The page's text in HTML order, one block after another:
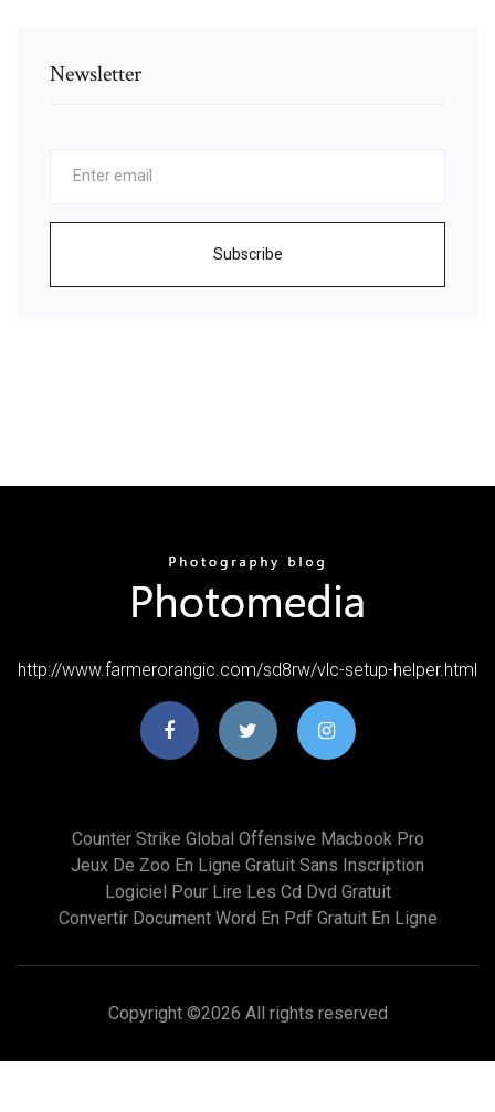
Newsletter
Subscribe
http://www.farmerorangic.com/sd8rw/vlc-setup-helper.html
Counter Strike Global Offensive Macbook Pro
Jeux De Zoo En Ligne Gratuit Sans Inscription
Logiciel Pour Lire Les Cd Dvd Gratuit
Convertir Document Word En Pdf Gratuit En Ligne
Copyright ©2026 All rights reserved